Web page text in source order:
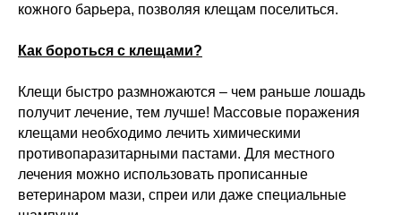
кожного барьера, позволяя клещам поселиться.
Как бороться с клещами?
Клещи быстро размножаются – чем раньше лошадь
получит лечение, тем лучше! Массовые поражения
клещами необходимо лечить химическими
противопаразитарными пастами. Для местного
лечения можно использовать прописанные
ветеринаром мази, спреи или даже специальные